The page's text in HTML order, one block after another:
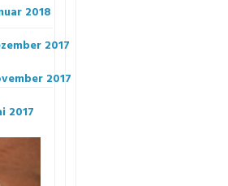
2018
2017
2017
2017
2017